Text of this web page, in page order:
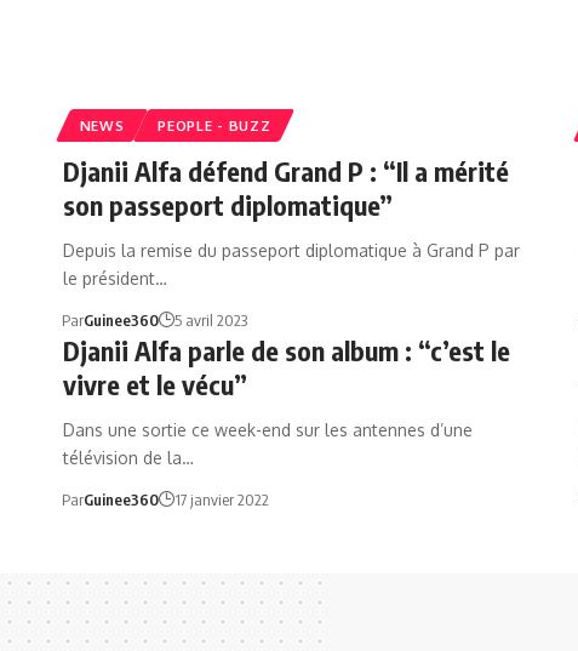
NEWS PEOPLE - BUZZ
Djanii Alfa défend Grand P : “Il a mérité
son passeport diplomatique”
Depuis la remise du passeport diplomatique à Grand P par
le président…
ParGuinee360 5 avril 2023
Djanii Alfa parle de son album : “c’est le
vivre et le vécu”
Dans une sortie ce week-end sur les antennes d’une
télévision de la…
ParGuinee360 17 janvier 2022